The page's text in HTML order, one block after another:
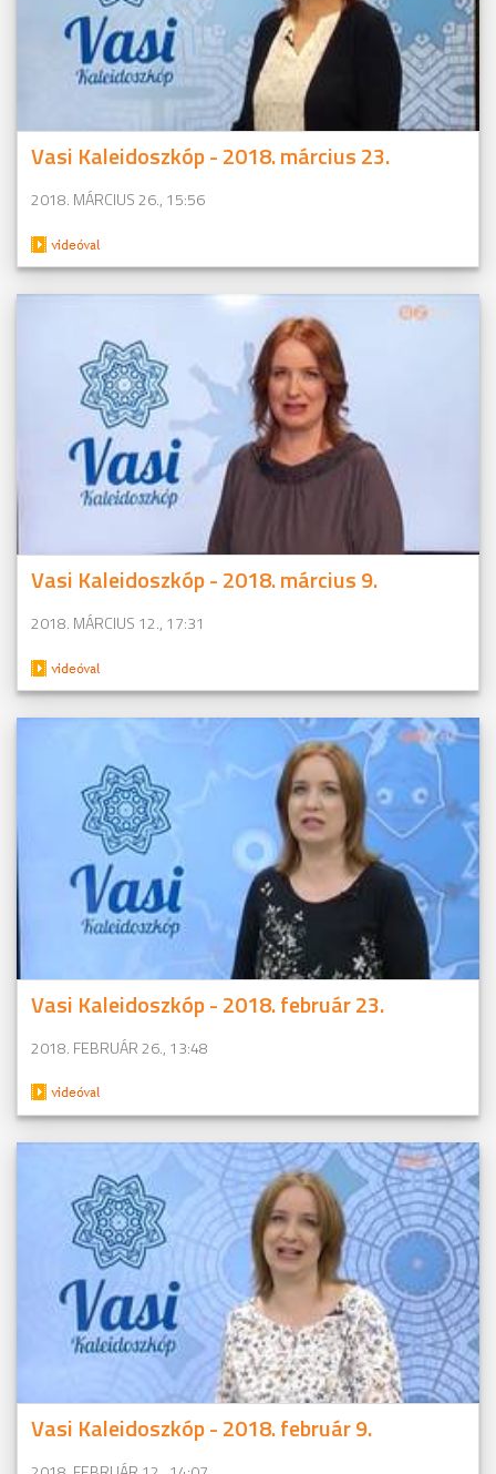
Vasi Kaleidoszkóp - 2018. március 23.
2018. MÁRCIUS 26., 15:56
Vasi Kaleidoszkóp - 2018. március 9.
2018. MÁRCIUS 12., 17:31
Vasi Kaleidoszkóp - 2018. február 23.
2018. FEBRUÁR 26., 13:48
Vasi Kaleidoszkóp - 2018. február 9.